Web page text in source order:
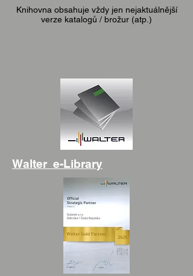
Knihovna obsahuje vždy jen nejaktuálnější
verze katalogů / brožur (atp.)
Walter e-Library